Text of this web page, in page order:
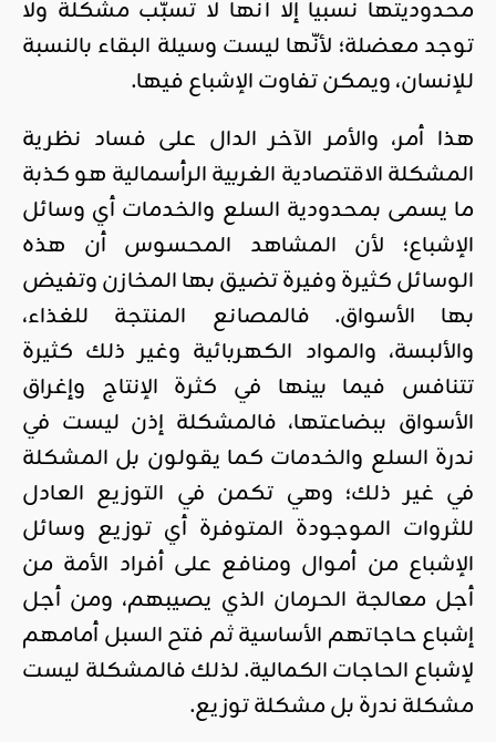
محدوديتها نسبيا إلا أنها لا تسبّب مشكلة ولا
توجد معضلة؛ لأنّها ليست وسيلة البقاء بالنسبة
للإنسان، ويمكن تفاوت الإشباع فيها.
هذا أمر، والأمر الآخر الدال على فساد نظرية
المشكلة الاقتصادية الغربية الرأسمالية هو كذبة
ما يسمى بمحدودية السلع والخدمات أي وسائل
الإشباع؛ لأن المشاهد المحسوس أن هذه
الوسائل كثيرة وفيرة تضيق بها المخازن وتفيض
بها الأسواق. فالمصانع المنتجة للغذاء،
والألبسة، والمواد الكهربائية وغير ذلك كثيرة
تتنافس فيما بينها في كثرة الإنتاج وإغراق
الأسواق ببضاعتها، فالمشكلة إذن ليست في
ندرة السلع والخدمات كما يقولون بل المشكلة
في غير ذلك؛ وهي تكمن في التوزيع العادل
للثروات الموجودة المتوفرة أي توزيع وسائل
الإشباع من أموال ومنافع على أفراد الأمة من
أجل معالجة الحرمان الذي يصيبهم، ومن أجل
إشباع حاجاتهم الأساسية ثم فتح السبل أمامهم
لإشباع الحاجات الكمالية. لذلك فالمشكلة ليست
مشكلة ندرة بل مشكلة توزيع.